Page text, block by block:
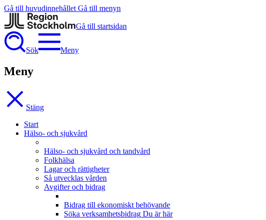
Gå till huvudinnehållet Gå till menyn
Gå till startsidan
Sök Meny
Meny
Stäng
Start
Hälso- och sjukvård
Hälso- och sjukvård och tandvård
Folkhälsa
Lagar och rättigheter
Så utvecklas vården
Avgifter och bidrag
Bidrag till ekonomiskt behövande
Söka verksamhetsbidrag Du är här